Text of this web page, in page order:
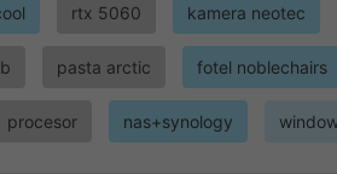
rtx 5060 kamera neotec
pasta arctic fotel noblechairs
procesor nas+synology